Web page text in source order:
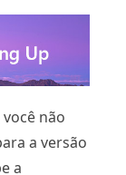
não
a versão
a